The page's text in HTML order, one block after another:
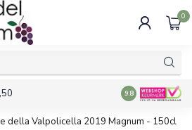
0
Voor 16:00
9.8
della Valpolicella 2019 Magnum - 150cl